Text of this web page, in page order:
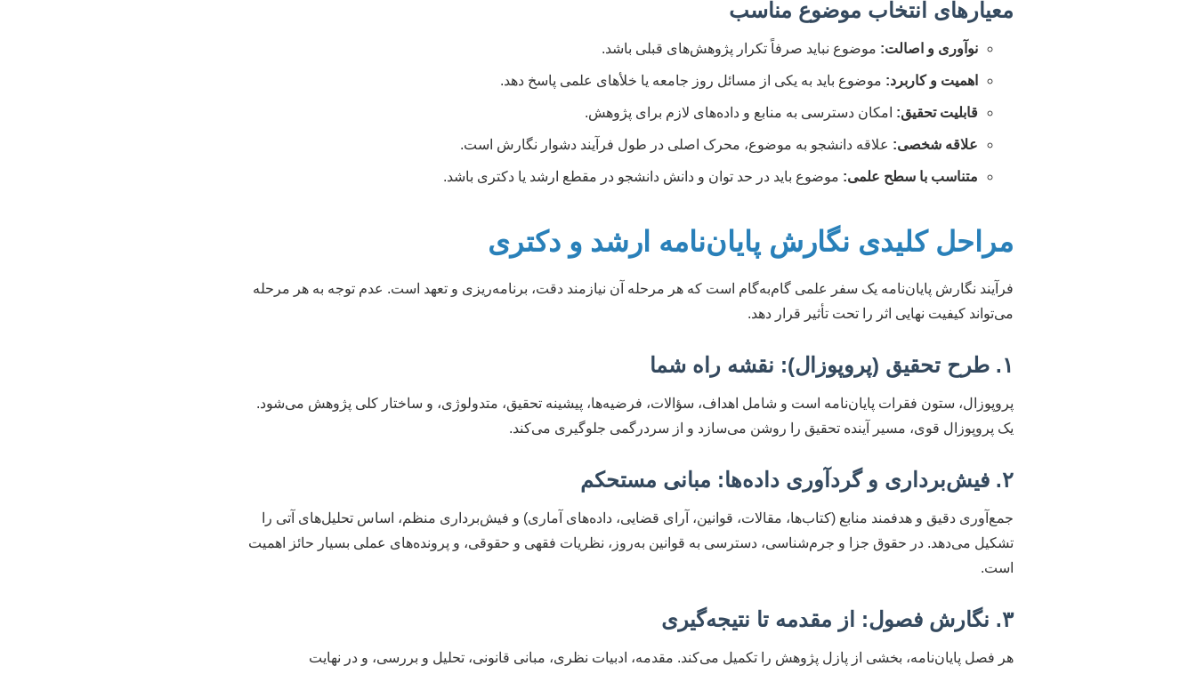
معیارهای انتخاب موضوع مناسب
نوآوری و اصالت: موضوع نباید صرفاً تکرار پژوهش‌های قبلی باشد.
اهمیت و کاربرد: موضوع باید به یکی از مسائل روز جامعه یا خلأهای علمی پاسخ دهد.
قابلیت تحقیق: امکان دسترسی به منابع و داده‌های لازم برای پژوهش.
علاقه شخصی: علاقه دانشجو به موضوع، محرک اصلی در طول فرآیند دشوار نگارش است.
متناسب با سطح علمی: موضوع باید در حد توان و دانش دانشجو در مقطع ارشد یا دکتری باشد.
مراحل کلیدی نگارش پایان‌نامه ارشد و دکتری
فرآیند نگارش پایان‌نامه یک سفر علمی گام‌به‌گام است که هر مرحله آن نیازمند دقت، برنامه‌ریزی و تعهد است. عدم توجه به هر مرحله
می‌تواند کیفیت نهایی اثر را تحت تأثیر قرار دهد.
۱. طرح تحقیق (پروپوزال): نقشه راه شما
پروپوزال، ستون فقرات پایان‌نامه است و شامل اهداف، سؤالات، فرضیه‌ها، پیشینه تحقیق، متدولوژی، و ساختار کلی پژوهش می‌شود.
یک پروپوزال قوی، مسیر آینده تحقیق را روشن می‌سازد و از سردرگمی جلوگیری می‌کند.
۲. فیش‌برداری و گردآوری داده‌ها: مبانی مستحکم
جمع‌آوری دقیق و هدفمند منابع (کتاب‌ها، مقالات، قوانین، آرای قضایی، داده‌های آماری) و فیش‌برداری منظم، اساس تحلیل‌های آتی را
تشکیل می‌دهد. در حقوق جزا و جرم‌شناسی، دسترسی به قوانین به‌روز، نظریات فقهی و حقوقی، و پرونده‌های عملی بسیار حائز اهمیت
است.
۳. نگارش فصول: از مقدمه تا نتیجه‌گیری
هر فصل پایان‌نامه، بخشی از پازل پژوهش را تکمیل می‌کند. مقدمه، ادبیات نظری، مبانی قانونی، تحلیل و بررسی، و در نهایت